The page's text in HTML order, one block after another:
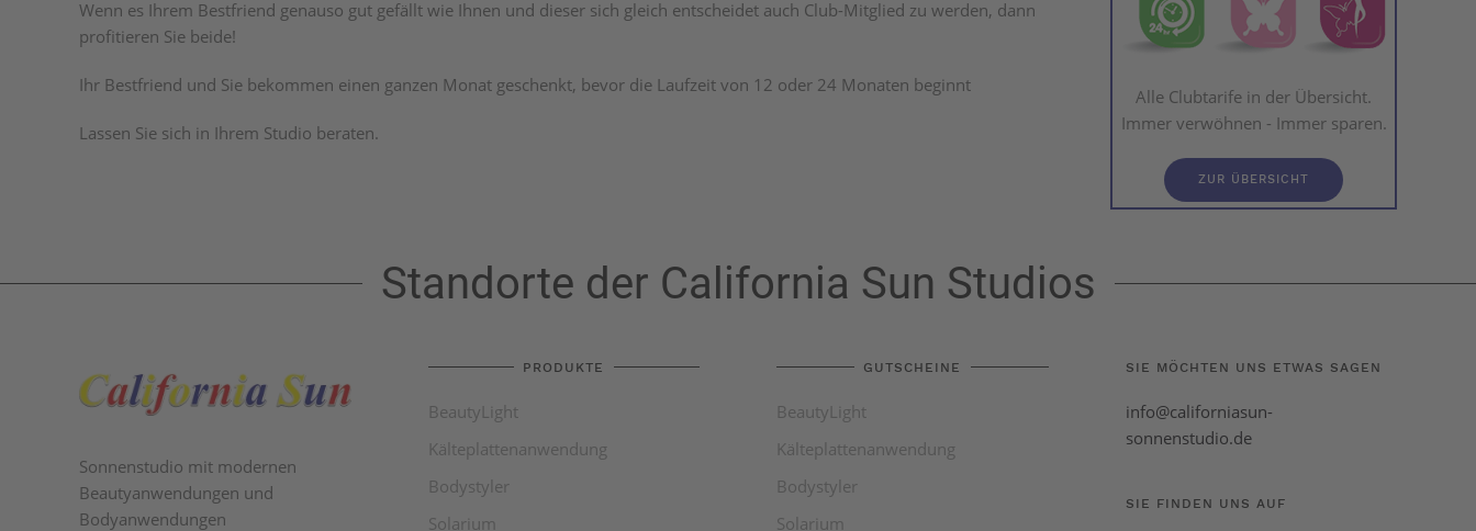
Wenn es Ihrem Bestfriend genauso gut gefällt wie Ihnen und dieser sich gleich entscheidet auch Club-Mitglied zu werden, dann
profitieren Sie beide!
Ihr Bestfriend und Sie bekommen einen ganzen Monat geschenkt, bevor die Laufzeit von 12 oder 24 Monaten beginnt
Lassen Sie sich in Ihrem Studio beraten.
Alle Clubtarife in der Übersicht.
Immer verwöhnen - Immer sparen.
ZUR ÜBERSICHT
Standorte der California Sun Studios
Sonnenstudio mit modernen
Beautyanwendungen und
Bodyanwendungen
PRODUKTE
BeautyLight
Kälteplattenanwendung
Bodystyler
Solarium
GUTSCHEINE
BeautyLight
Kälteplattenanwendung
Bodystyler
Solarium
SIE MÖCHTEN UNS ETWAS SAGEN
info@californiasun-
sonnenstudio.de
SIE FINDEN UNS AUF